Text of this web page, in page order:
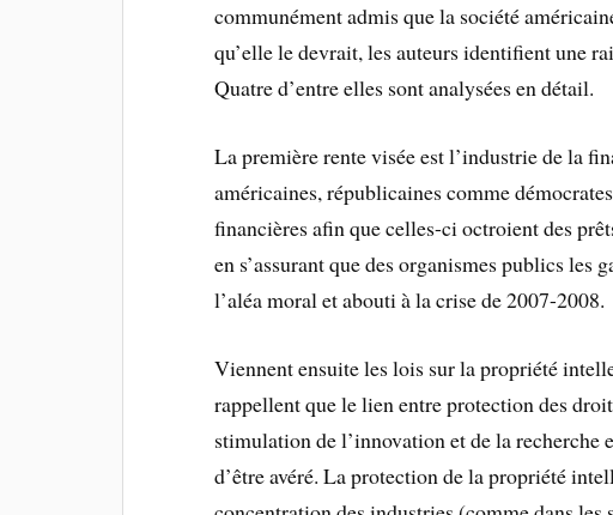
communément admis que la société
qu’elle le devrait, les auteurs identifient une
Quatre d’entre elles sont analysées en détail.
La première rente visée est l’industrie de la
américaines, républicaines comme
financières afin que celles-ci octroient des
en s’assurant que des organismes publics les
l’aléa moral et abouti à la crise de 2007-2008.
Viennent ensuite les lois sur la propriété
rappellent que le lien entre protection des
stimulation de l’innovation et de la recherche
d’être avéré. La protection de la propriété